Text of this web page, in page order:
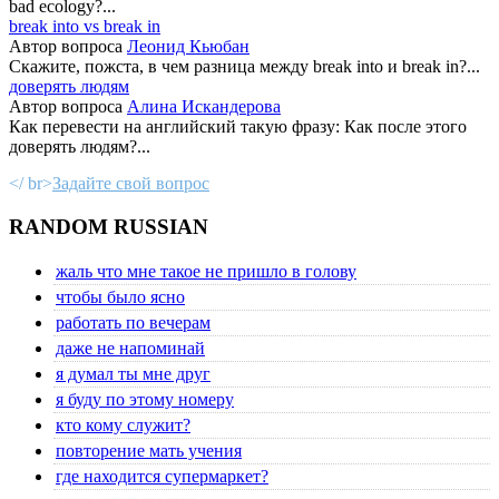
bad ecology?...
break into vs break in
Автор вопроса Леонид Кьюбан
Скажите, пожста, в чем разница между break into и break in?...
доверять людям
Автор вопроса Алина Искандерова
Как перевести на английский такую фразу: Как после этого
доверять людям?...
</ br>Задайте свой вопрос
RANDOM RUSSIAN
жаль что мне такое не пришло в голову
чтобы было ясно
работать по вечерам
даже не напоминай
я думал ты мне друг
я буду по этому номеру
кто кому служит?
повторение мать учения
где находится супермаркет?